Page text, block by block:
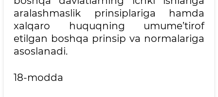
aralashmaslik prinsiplariga hamda
xalqaro huquqning umume’tirof
etilgan boshqa prinsip va normalariga
asoslanadi.
18-modda